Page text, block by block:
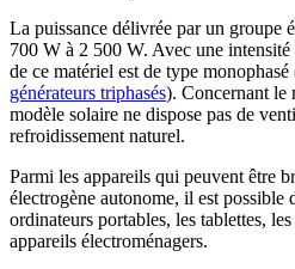
La puissance délivrée par un groupe
700 W à 2 500 W. Avec une
de ce matériel est de type
générateurs triphasés). Concernant le
modèle solaire ne dispose pas de
refroidissement naturel.
Parmi les appareils qui peuvent être
électrogène autonome, il est possible
ordinateurs portables, les tablettes,
appareils électroménagers.